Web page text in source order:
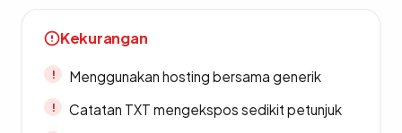
Kekurangan
Menggunakan hosting bersama generik
Catatan TXT mengekspos sedikit petunjuk